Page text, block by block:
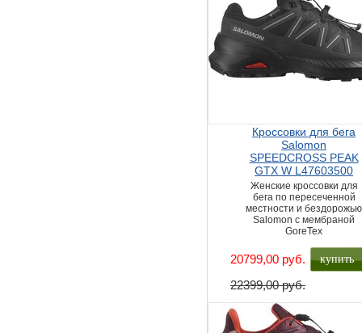
Кроссовки для бега
Salomon
SPEEDCROSS PEAK
GTX W L47603500
Женские кроссовки для
бега по пересеченной
местности и бездорожью
Salomon с мембраной
GoreTex
20799,00 руб.
22399,00 руб.
купить